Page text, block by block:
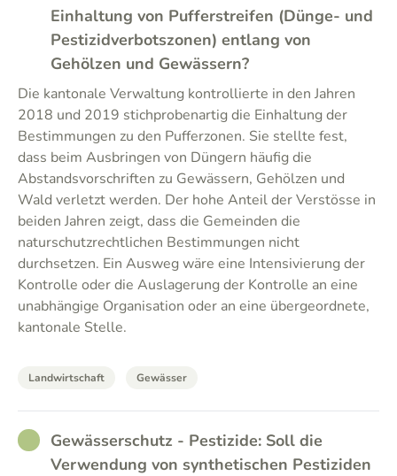
Einhaltung von Pufferstreifen (Dünge- und
Pestizidverbotszonen) entlang von
Gehölzen und Gewässern?
Die kantonale Verwaltung kontrollierte in den Jahren
2018 und 2019 stichprobenartig die Einhaltung der
Bestimmungen zu den Pufferzonen. Sie stellte fest,
dass beim Ausbringen von Düngern häufig die
Abstandsvorschriften zu Gewässern, Gehölzen und
Wald verletzt werden. Der hohe Anteil der Verstösse in
beiden Jahren zeigt, dass die Gemeinden die
naturschutzrechtlichen Bestimmungen nicht
durchsetzen. Ein Ausweg wäre eine Intensivierung der
Kontrolle oder die Auslagerung der Kontrolle an eine
unabhängige Organisation oder an eine übergeordnete,
kantonale Stelle.
Landwirtschaft Gewässer
RATHER_GOOD
Gewässerschutz - Pestizide: Soll die
Verwendung von synthetischen Pestiziden